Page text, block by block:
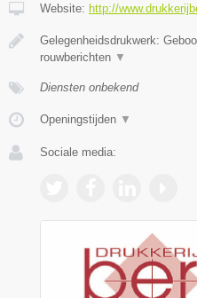
Website: http://
Gelegenheidsdrukwerk:
rouwberichten ▼
Diensten onbekend
Openingstijden ▼
Sociale media: